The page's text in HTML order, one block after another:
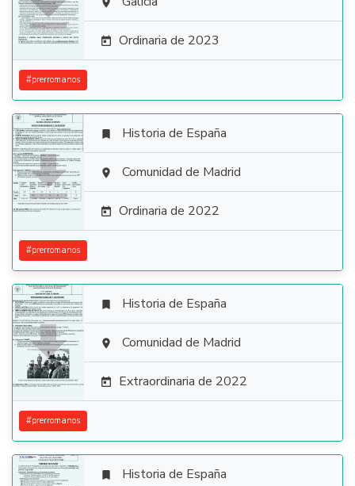
 Ordinaria de 2023
#prerromanos

 Historia de España
 Comunidad de Madrid
 Ordinaria de 2022
#prerromanos

 Historia de España
 Comunidad de Madrid
 Extraordinaria de 2022
#prerromanos
 Historia de España